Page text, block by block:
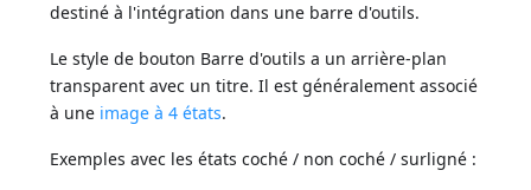
destiné à l'intégration dans une barre d'outils.
Le style de bouton Barre d'outils a un arrière-plan
transparent avec un titre. Il est généralement associé
à une image à 4 états.
Exemples avec les états coché / non coché / surligné :